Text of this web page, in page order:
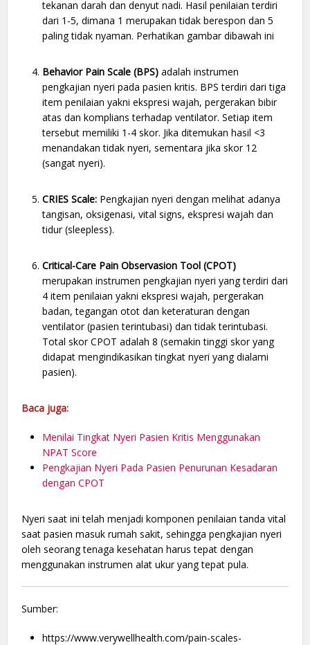
tekanan darah dan denyut nadi. Hasil penilaian terdiri
dari 1-5, dimana 1 merupakan tidak berespon dan 5
paling tidak nyaman. Perhatikan gambar dibawah ini
Behavior Pain Scale (BPS) adalah instrumen
pengkajian nyeri pada pasien kritis. BPS terdiri dari tiga
item penilaian yakni ekspresi wajah, pergerakan bibir
atas dan komplians terhadap ventilator. Setiap item
tersebut memiliki 1-4 skor. Jika ditemukan hasil <3
menandakan tidak nyeri, sementara jika skor 12
(sangat nyeri).
CRIES Scale: Pengkajian nyeri dengan melihat adanya
tangisan, oksigenasi, vital signs, ekspresi wajah dan
tidur (sleepless).
Critical-Care Pain Observasion Tool (CPOT)
merupakan instrumen pengkajian nyeri yang terdiri dari
4 item penilaian yakni ekspresi wajah, pergerakan
badan, tegangan otot dan keteraturan dengan
ventilator (pasien terintubasi) dan tidak terintubasi.
Total skor CPOT adalah 8 (semakin tinggi skor yang
didapat mengindikasikan tingkat nyeri yang dialami
pasien).
Baca juga:
Menilai Tingkat Nyeri Pasien Kritis Menggunakan
NPAT Score
Pengkajian Nyeri Pada Pasien Penurunan Kesadaran
dengan CPOT
Nyeri saat ini telah menjadi komponen penilaian tanda vital
saat pasien masuk rumah sakit, sehingga pengkajian nyeri
oleh seorang tenaga kesehatan harus tepat dengan
menggunakan instrumen alat ukur yang tepat pula.
Sumber:
https://www.verywellhealth.com/pain-scales-